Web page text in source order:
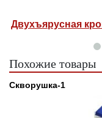
Двухъярусная
Похожие товары
Скворушка-1